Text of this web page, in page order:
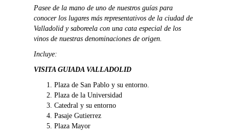
Valladolid
cantidad
Pasee de la mano de uno de nuestros guías para
conocer los lugares más representativos de la ciudad de
Valladolid y saboreela con una cata especial de los
vinos de nuestras denominaciones de origen.
Incluye:
VISITA GUIADA VALLADOLID
Plaza de San Pablo y su entorno.
Plaza de la Universidad
Catedral y su entorno
Pasaje Gutierrez
Plaza Mayor